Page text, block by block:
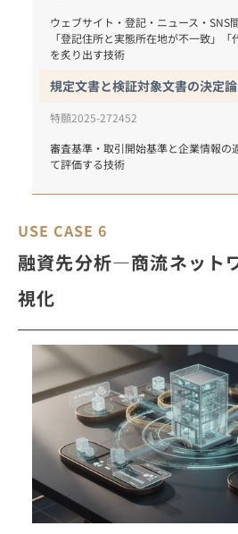
ウェブサイト・登記・ニュース・SNS
「登記住所と実態所在地が不一致」「
を炙り出す技術
規定文書と検証対象文書の決定
特願2025-272452
審査基準・取引開始基準と企業情報の
USE CASE 6
融資先分析―商流ネット
視化